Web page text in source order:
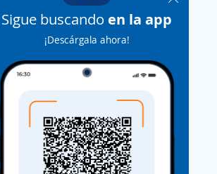
Sigue buscando en la app
¡Descárgala ahora!